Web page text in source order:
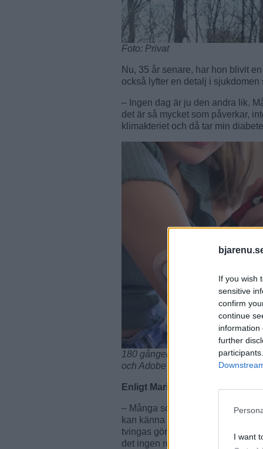
If you wish
sensitive
confirm
continue
information
further
I want
Foto: Privat
Nu, 35 år senare, har hon blivit
också lyfter en detalj i
– Ingen dag är ju den andra lik.
det är så mycket som påverkar,
klimakteriet och då tar min
180 gånger om dagen tar hon ett
och Adobe
Enligt Maria är anledningen till
– Många som får diabetes känner
kan känna likadant. Jag vill lära,
tvingas göra, måste resa sig för
det ingen roll om det pågår ett